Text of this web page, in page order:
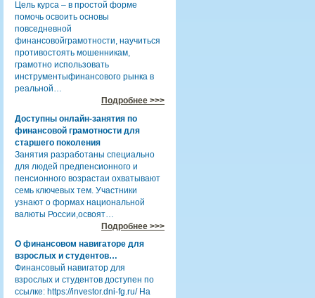
Цель курса – в простой форме
помочь освоить основы
повседневной
финансовойграмотности, научиться
противостоять мошенникам,
грамотно использовать
инструментыфинансового рынка в
реальной…
Подробнее >>>
Доступны онлайн-занятия по
финансовой грамотности для
старшего поколения
Занятия разработаны специально
для людей предпенсионного и
пенсионного возрастаи охватывают
семь ключевых тем. Участники
узнают о формах национальной
валюты России,освоят…
Подробнее >>>
О финансовом навигаторе для
взрослых и студентов…
Финансовый навигатор для
взрослых и студентов доступен по
ссылке: https://investor.dni-fg.ru/ На